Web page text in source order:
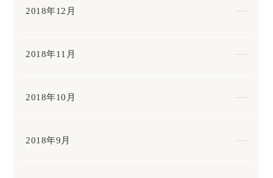
2018年12月
2018年11月
2018年10月
2018年9月